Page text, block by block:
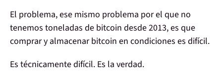
El problema, ese mismo problema por el que no
tenemos toneladas de bitcoin desde 2013,es que
comprar y almacenar bitcoin en condiciones es difícil.
Es técnicamente difícil. Es la verdad.